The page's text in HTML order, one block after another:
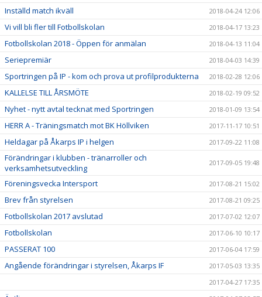
Inställd match ikväll 2018-04-24 12:06
Vi vill bli fler till Fotbollskolan 2018-04-17 13:23
Fotbollskolan 2018 - Öppen för anmälan 2018-04-13 11:04
Seriepremiär 2018-04-03 14:39
Sportringen på IP - kom och prova ut profilprodukterna 2018-02-28 12:06
KALLELSE TILL ÅRSMÖTE 2018-02-19 09:52
Nyhet - nytt avtal tecknat med Sportringen 2018-01-09 13:54
HERR A - Träningsmatch mot BK Höllviken 2017-11-17 10:51
Heldagar på Åkarps IP i helgen 2017-09-22 11:08
Förändringar i klubben - tränarroller och
verksamhetsutveckling
2017-09-05 19:48
Föreningsvecka Intersport 2017-08-21 15:02
Brev från styrelsen 2017-08-21 09:25
Fotbollskolan 2017 avslutad 2017-07-02 12:07
Fotbollskolan 2017-06-10 10:17
PASSERAT 100 2017-06-04 17:59
Angående förändringar i styrelsen, Åkarps IF
2017-05-03 13:35
2017-04-27 17:35